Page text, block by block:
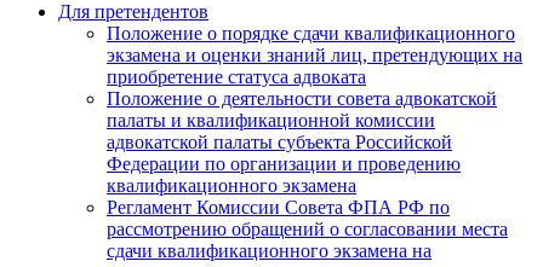
Для претендентов
Положение о порядке сдачи квалификационного
экзамена и оценки знаний лиц, претендующих на
приобретение статуса адвоката
Положение о деятельности совета адвокатской
палаты и квалификационной комиссии
адвокатской палаты субъекта Российской
Федерации по организации и проведению
квалификационного экзамена
Регламент Комиссии Совета ФПА РФ по
рассмотрению обращений о согласовании места
сдачи квалификационного экзамена на